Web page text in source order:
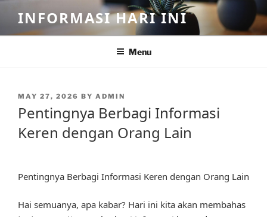
content
INFORMASI HARI INI
Menu
POSTED
MAY 27, 2026 BY ADMIN
Pentingnya Berbagi Informasi
Keren dengan Orang Lain
Pentingnya Berbagi Informasi Keren dengan Orang Lain
Hai semuanya, apa kabar? Hari ini kita akan membahas